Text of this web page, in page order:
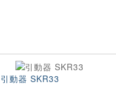
引動器 SKR33